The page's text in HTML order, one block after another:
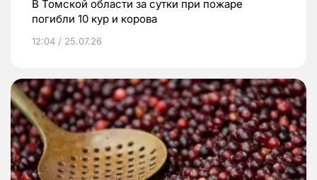
В Томской области за сутки при пожаре
погибли 10 кур и корова
12:04 / 25.07.26